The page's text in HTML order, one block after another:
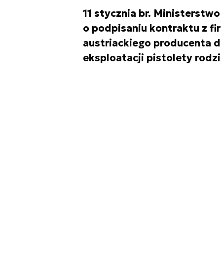
11 stycznia br.
o podpisaniu kontraktu z
austriackiego producenta
eksploatacji pistolety